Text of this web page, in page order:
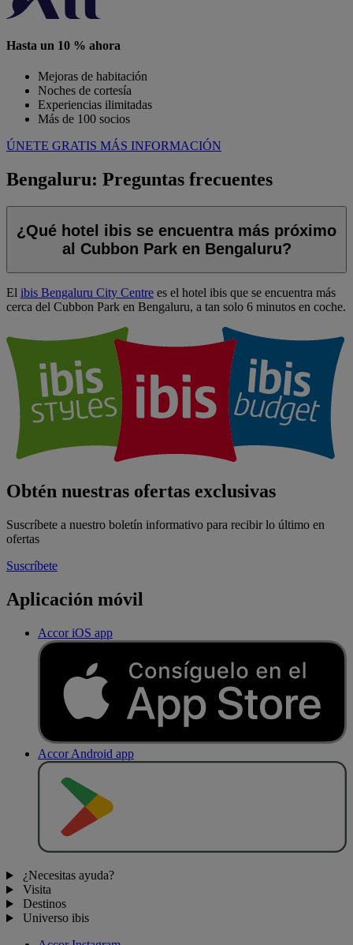
Hasta un 10 % ahora
Mejoras de habitación
Noches de cortesía
Experiencias ilimitadas
Más de 100 socios
ÚNETE GRATIS MÁS INFORMACIÓN
Bengaluru: Preguntas frecuentes
¿Qué hotel ibis se encuentra más próximo
al Cubbon Park en Bengaluru?
El ibis Bengaluru City Centre es el hotel ibis que se encuentra más
cerca del Cubbon Park en Bengaluru, a tan solo 6 minutos en coche.
Obtén nuestras ofertas exclusivas
Suscríbete a nuestro boletín informativo para recibir lo último en
ofertas
Suscríbete
Aplicación móvil
Accor iOS app
Accor Android app
¿Necesitas ayuda?
Visita
Destinos
Universo ibis